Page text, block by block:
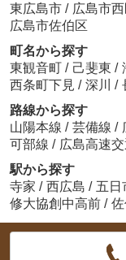
東広島市 / 広島市
広島市佐伯区
町名から探す
東観音町 / 己斐東 /
西条町下見 / 深川 /
路線から探す
山陽本線 / 芸備線 /
可部線 / 広島高速
駅から探す
寺家 / 西広島 / 五日
修大協創中高前 /